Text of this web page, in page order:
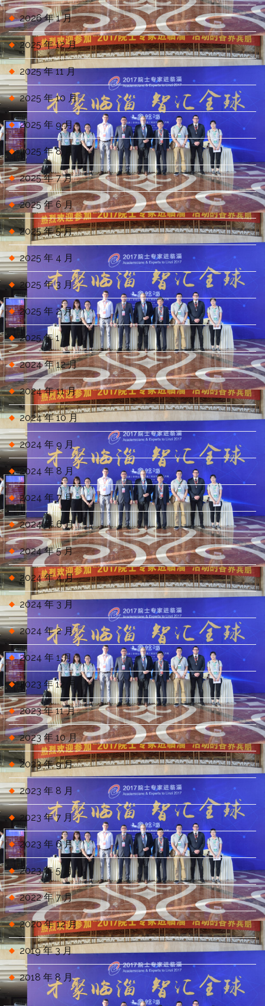
2026 年 1 月
2025 年 12 月
2025 年 11 月
2025 年 10 月
2025 年 9 月
2025 年 8 月
2025 年 7 月
2025 年 6 月
2025 年 5 月
2025 年 4 月
2025 年 3 月
2025 年 2 月
2025 年 1 月
2024 年 12 月
2024 年 11 月
2024 年 10 月
2024 年 9 月
2024 年 8 月
2024 年 7 月
2024 年 6 月
2024 年 5 月
2024 年 4 月
2024 年 3 月
2024 年 2 月
2024 年 1 月
2023 年 12 月
2023 年 11 月
2023 年 10 月
2023 年 9 月
2023 年 8 月
2023 年 7 月
2023 年 6 月
2023 年 5 月
2022 年 7 月
2020 年 12 月
2019 年 3 月
2018 年 8 月